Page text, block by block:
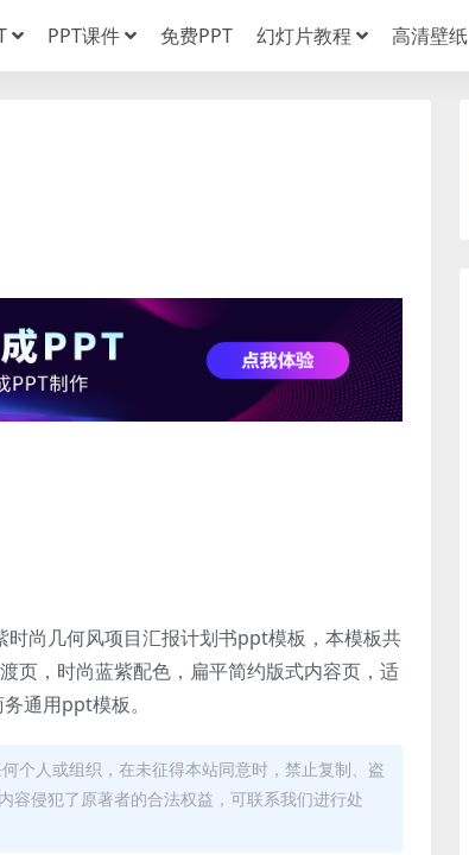
PPT课件 免费PPT 幻灯片教程 高清壁纸
时尚几何风项目汇报计划书ppt模板，本模板共
页，时尚蓝紫配色，扁平简约版式内容页，适
通用ppt模板。
个人或组织，在未征得本站同意时，禁止复制、盗
容侵犯了原著者的合法权益，可联系我们进行处